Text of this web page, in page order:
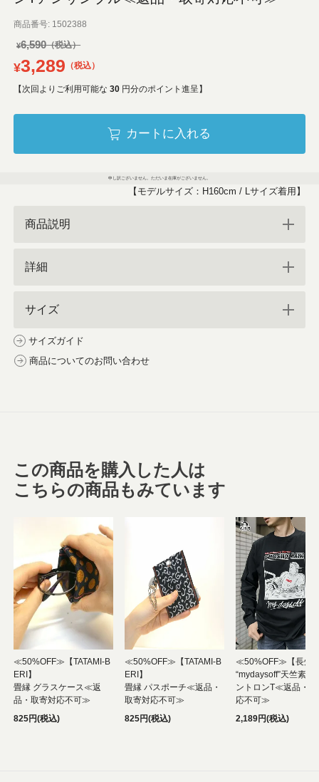
商品番号 1502388
¥6,590
¥3,289 税込
【次回よりご利用可能な 30 円分のポイント進呈】
カートに入れる
申し訳ございません。ただいま在庫がございません。
【モデルサイズ：H160cm / Lサイズ着用】
商品説明
詳細
サイズ
サイズガイド
商品についてのお問い合わせ
この商品を購入した人は
こちらの商品もみています
≪50%OFF≫【TATAMI-B
ERI】
畳縁 グラスケース≪返
品・取寄対応不可≫
825円(税込)
≪50%OFF≫【TATAMI-B
ERI】
畳縁 パスポーチ≪返品・
取寄対応不可≫
825円(税込)
≪50%OFF≫【長州
“mydaysoff”天竺素材
ントロンT≪返品・取
応不可≫
2,189円(税込)